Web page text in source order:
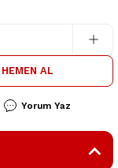
HEMEN AL
Yorum Yaz